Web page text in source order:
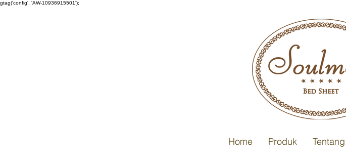
gtag('config', 'AW-10936915501');
Home Produk